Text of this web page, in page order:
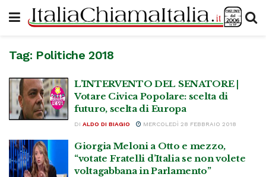
Tag: Politiche 2018
L’INTERVENTO DEL SENATORE |
Votare Civica Popolare: scelta di
futuro, scelta di Europa
DI ALDO DI BIAGIO MERCOLEDÌ 28 FEBBRAIO 2018
Giorgia Meloni a Otto e mezzo,
“votate Fratelli d’Italia se non volete
voltagabbana in Parlamento”